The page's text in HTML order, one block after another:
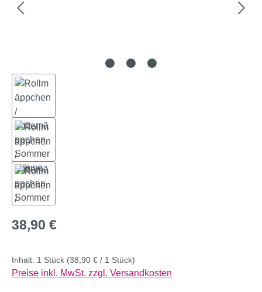
Regulärer Preis:
38,90 €
Inhalt: 1 Stück (38,90 € / 1 Stück)
Preise inkl. MwSt. zzgl. Versandkosten